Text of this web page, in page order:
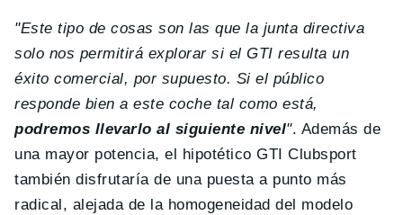
"Este tipo de cosas son las que la junta directiva
solo nos permitirá explorar si el GTI resulta un
éxito comercial, por supuesto. Si el público
responde bien a este coche tal como está,
podremos llevarlo al siguiente nivel". Además de
una mayor potencia, el hipotético GTI Clubsport
también disfrutaría de una puesta a punto más
radical, alejada de la homogeneidad del modelo